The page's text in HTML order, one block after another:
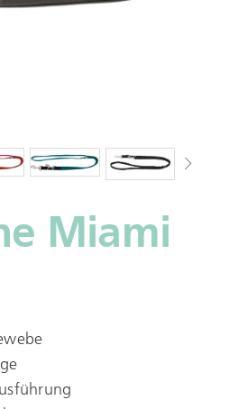
Miami